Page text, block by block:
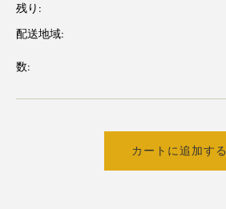
残り:
配送地域:
数:
カートに追加する